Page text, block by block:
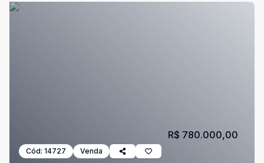
Cód: 14727 Venda
R$ 780.000,00